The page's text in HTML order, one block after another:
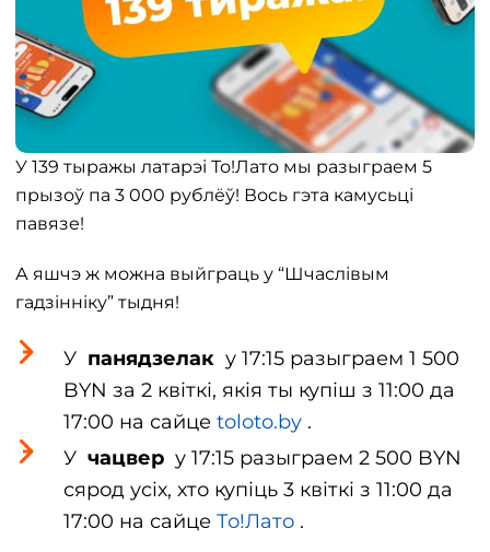
У 139 тыражы латарэі То!Лато мы разыграем 5
прызоў па 3 000 рублёў! Вось гэта камусьці
павязе!
А яшчэ ж можна выйграць у “Шчаслівым
гадзінніку” тыдня!
У панядзелак у 17:15 разыграем 1 500
BYN за 2 квіткі, якія ты купіш з 11:00 да
17:00 на сайце toloto.by .
У чацвер у 17:15 разыграем 2 500 BYN
сярод усіх, хто купіць 3 квіткі з 11:00 да
17:00 на сайце То!Лато .